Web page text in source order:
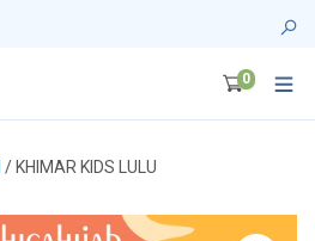
0
/ KHIMAR KIDS LULU